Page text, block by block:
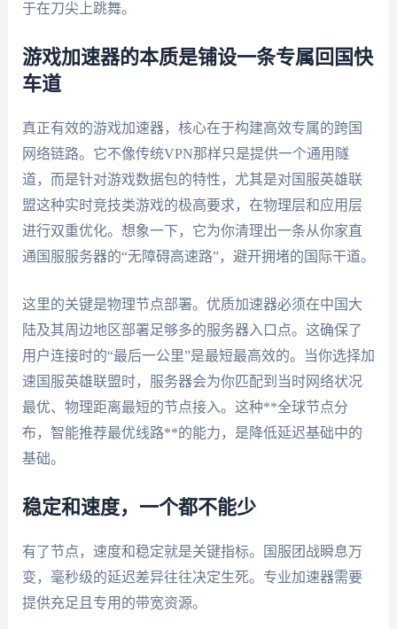
于在刀尖上跳舞。
游戏加速器的本质是铺设一条专属回国快
车道
真正有效的游戏加速器，核心在于构建高效专属的跨国
网络链路。它不像传统VPN那样只是提供一个通用隧
道，而是针对游戏数据包的特性，尤其是对国服英雄联
盟这种实时竞技类游戏的极高要求，在物理层和应用层
进行双重优化。想象一下，它为你清理出一条从你家直
通国服服务器的“无障碍高速路”，避开拥堵的国际干道。
这里的关键是物理节点部署。优质加速器必须在中国大
陆及其周边地区部署足够多的服务器入口点。这确保了
用户连接时的“最后一公里”是最短最高效的。当你选择加
速国服英雄联盟时，服务器会为你匹配到当时网络状况
最优、物理距离最短的节点接入。这种**全球节点分
布，智能推荐最优线路**的能力，是降低延迟基础中的
基础。
稳定和速度，一个都不能少
有了节点，速度和稳定就是关键指标。国服团战瞬息万
变，毫秒级的延迟差异往往决定生死。专业加速器需要
提供充足且专用的带宽资源。